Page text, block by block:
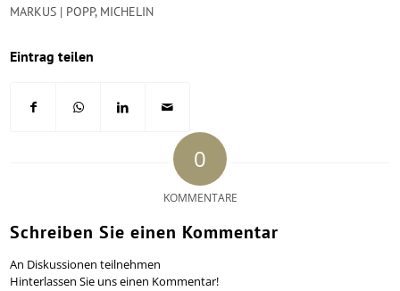
MARKUS | POPP, MICHELIN
Eintrag teilen
0
KOMMENTARE
Schreiben Sie einen Kommentar
An Diskussionen teilnehmen
Hinterlassen Sie uns einen Kommentar!